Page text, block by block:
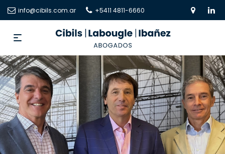
info@cibils.com.ar +5411 4811-6660